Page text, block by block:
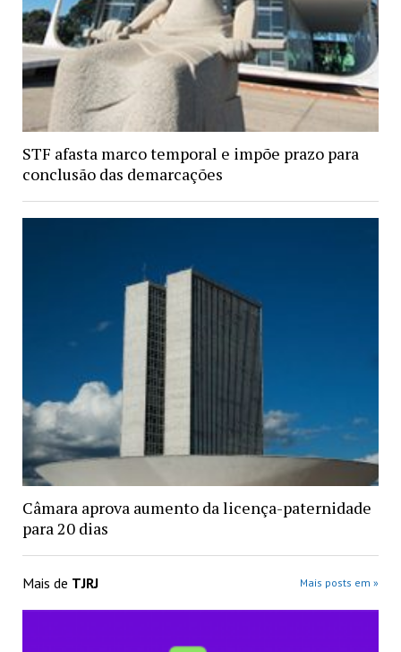
STF afasta marco temporal e impõe prazo para
conclusão das demarcações
Câmara aprova aumento da licença-paternidade
para 20 dias
Mais de TJRJ Mais posts em »